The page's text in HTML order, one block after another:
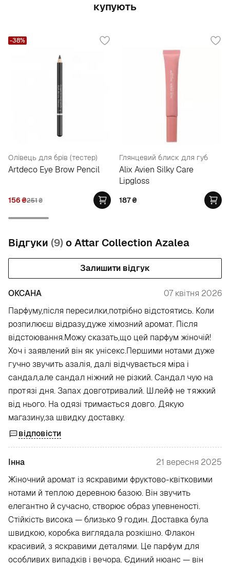
купують
Олівець для брів (тестер)
Artdeco Eye Brow Pencil
156₴251₴
-38%
Глянцевий блиск для губ
Alix Avien Silky Care
Lipgloss
187₴
Відгуки (9)о Attar Collection Azalea
Залишити відгук
ОКСАНА
07 квітня 2026
Парфуму,після пересилки,потрібно відстоятись. Коли
розпилюєш відразу,дуже хімозний аромат. Після
відстоювання.Можу сказать,що цей парфум жіночій!
Хоч і заявлений він як унісекс.Першими нотами дуже
гучно звучить азалія, далі відчувається міра і
сандал,але сандал ніжний не різкий. Сандал чую на
протязі дня. Запах довготривалий. Шлейф не тяжкий
від нього. На одязі тримається довго. Дякую
магазину,за швидку доставку.
відповісти
Інна
21 вересня 2025
Жіночний аромат із яскравими фруктово-квітковими
нотами й теплою деревною базою. Він звучить
елегантно й сучасно, створює образ упевненості.
Стійкість висока — близько 9 годин. Доставка була
швидкою, коробка виглядала розкішно. Флакон
красивий, з яскравими деталями. Це парфум для
особливих випадків і вечора. Єдиний нюанс — він